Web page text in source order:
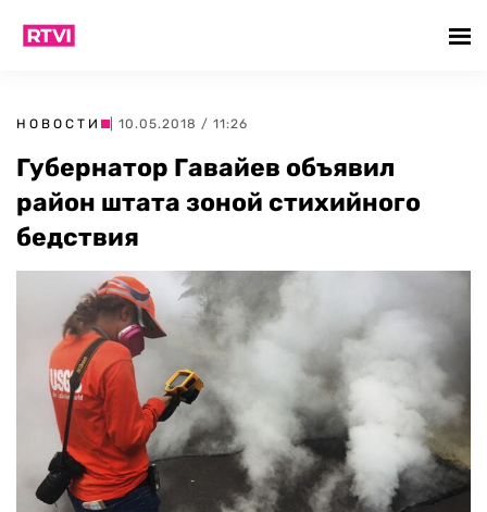
НОВОСТИ | 10.05.2018 / 11:26
Губернатор Гавайев объявил
район штата зоной стихийного
бедствия